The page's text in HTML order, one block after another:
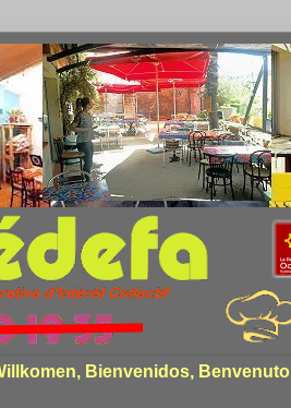
Bienvenidos,